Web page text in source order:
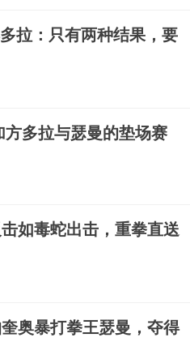
拉：只有两种结果，要
方多拉与瑟曼的垫场赛
如毒蛇出击，重拳直送
奥暴打拳王瑟曼，夺得